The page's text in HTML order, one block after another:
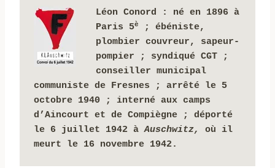
Léon Conord
: né en 1896 à
Paris 5è
; ébéniste,
plombier couvreur, sapeur-
pompier ; syndiqué CGT ;
conseiller municipal
communiste de Fresnes ;
arrêté le 5
octobre 1940 ;
interné aux camps
d’Aincourt et de Compiègne ; déporté
le 6 juillet 1942 à Auschwitz, où il
meurt le 16 novembre 1942.